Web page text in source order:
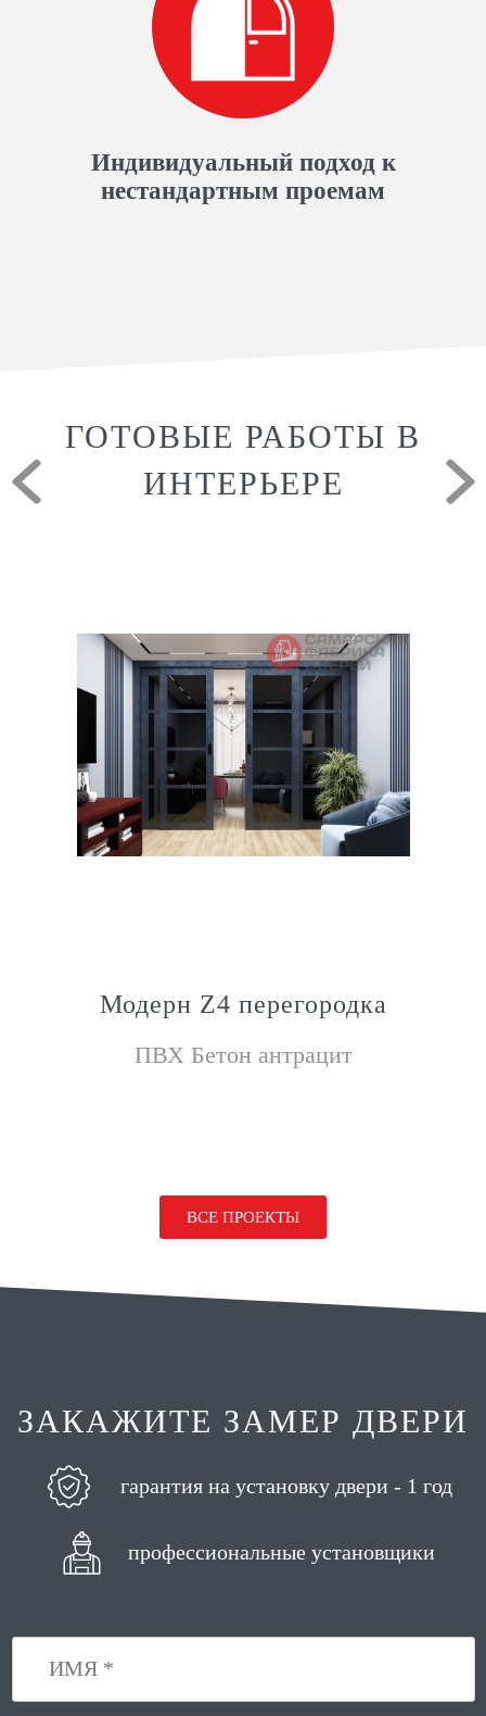
Индивидуальный подход к
нестандартным проемам
ГОТОВЫЕ РАБОТЫ В
ИНТЕРЬЕРЕ
Модерн Z4 перегородка
ПВХ Бетон антрацит
ВСЕ ПРОЕКТЫ
ЗАКАЖИТЕ ЗАМЕР ДВЕРИ
гарантия на установку двери - 1 год
профессиональные установщики